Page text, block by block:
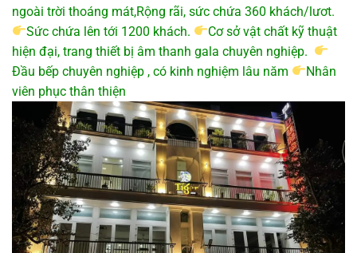
ngoài trời thoáng mát,Rộng rãi, sức chứa 360 khách/lươt.
Sức chứa lên tới 1200 khách.
Cơ sở vật chất kỹ thuật
hiện đại, trang thiết bị âm thanh gala chuyên nghiệp.
Đầu bếp chuyên nghiệp , có kinh nghiệm lâu năm
Nhân
viên phục thân thiện